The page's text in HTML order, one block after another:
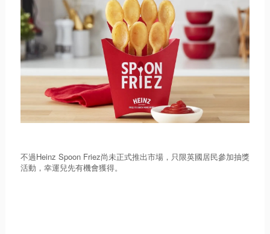
不過Heinz Spoon Friez尚未正式推出市場，只限英國居民參加抽獎
活動，幸運兒先有機會獲得。